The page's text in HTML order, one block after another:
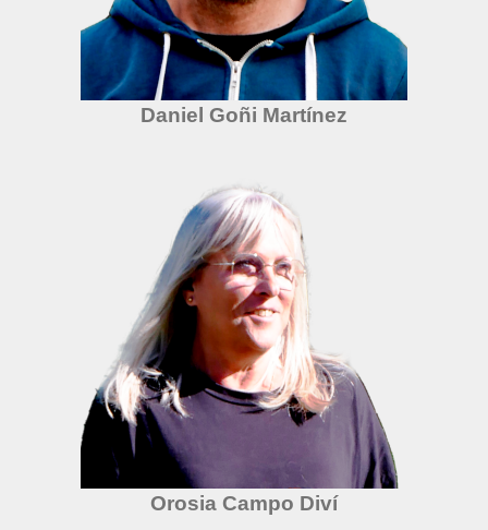
Daniel Goñi Martínez
Orosia Campo Diví